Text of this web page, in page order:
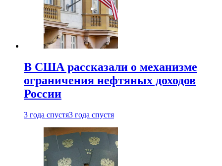
В США рассказали о механизме
ограничения нефтяных доходов
России
3 года спустя3 года спустя